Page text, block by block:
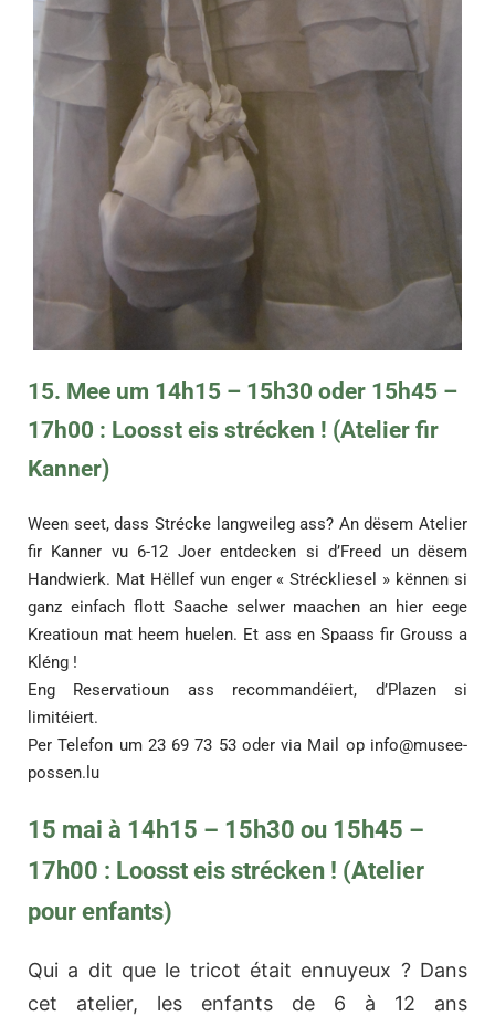
15. Mee um 14h15 – 15h30 oder 15h45 –
17h00 : Loosst eis strécken ! (Atelier fir
Kanner)
Ween seet, dass Strécke langweileg ass? An dësem Atelier
fir Kanner vu 6-12 Joer entdecken si d’Freed un dësem
Handwierk. Mat Hëllef vun enger « Stréckliesel » kënnen si
ganz einfach flott Saache selwer maachen an hier eege
Kreatioun mat heem huelen. Et ass en Spaass fir Grouss a
Kléng !
Eng Reservatioun ass recommandéiert, d’Plazen si
limitéiert.
Per Telefon um 23 69 73 53 oder via Mail op info@musee-
possen.lu
15 mai à 14h15 – 15h30 ou 15h45 –
17h00 : Loosst eis strécken ! (Atelier
pour enfants)
Qui a dit que le tricot était ennuyeux ? Dans
cet atelier, les enfants de 6 à 12 ans